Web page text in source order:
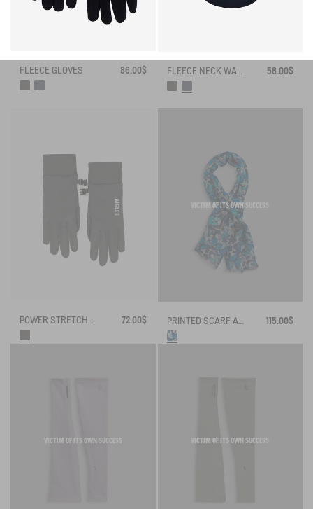
FLEECE GLOVES 86.00$ FLEECE NECK WARMER 58.00$
72.00$
VICTIM OF ITS OWN SUCCESS
PRINTED SCARF AIGLE X DEYROLLE 115.00$
VICTIM OF ITS OWN SUCCESS VICTIM OF ITS OWN SUCCESS